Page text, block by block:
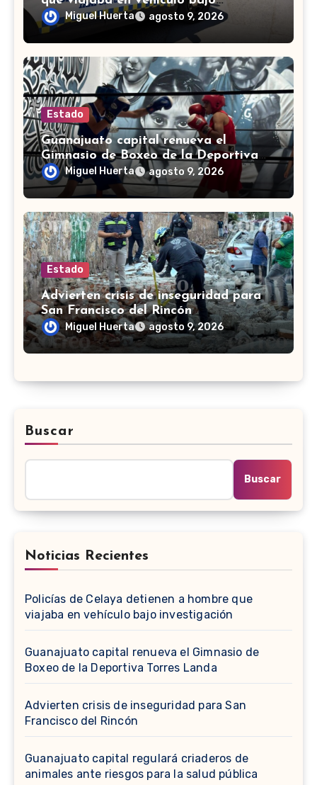
investigación
Miguel Huerta agosto 9, 2026
Estado
Guanajuato capital renueva el
Gimnasio de Boxeo de la Deportiva
Torres Landa
Miguel Huerta agosto 9, 2026
Estado
Advierten crisis de inseguridad para
San Francisco del Rincón
Miguel Huerta agosto 9, 2026
Buscar
Buscar
Noticias Recientes
Policías de Celaya detienen a hombre que
viajaba en vehículo bajo investigación
Guanajuato capital renueva el Gimnasio de
Boxeo de la Deportiva Torres Landa
Advierten crisis de inseguridad para San
Francisco del Rincón
Guanajuato capital regulará criaderos de
animales ante riesgos para la salud pública